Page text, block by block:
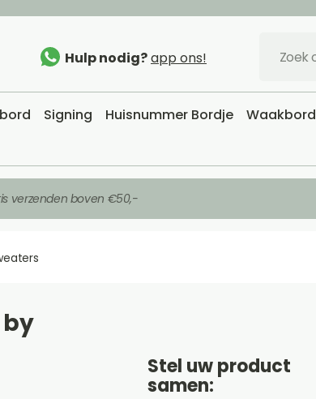
Hulp nodig?app ons!
Signing Huisnummer Bordje Waakbord
verzenden boven €50,-
Stel uw product
samen: